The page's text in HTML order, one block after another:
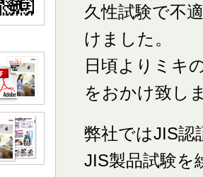
久性試験で不
けました。
日頃よりミキ
をおかけ致し
弊社ではJIS認
JIS製品試験を